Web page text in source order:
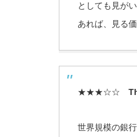
としても見が
あれば、見る
★★★☆☆
世界規模の銀